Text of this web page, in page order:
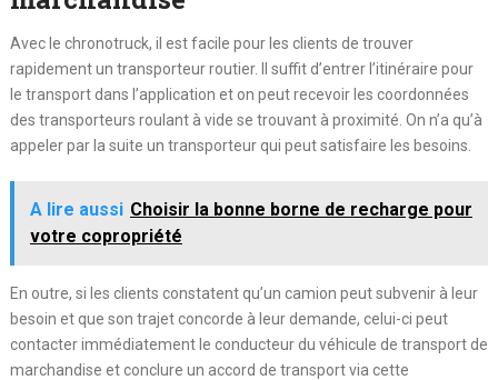
Avec le chronotruck, il est facile pour les clients de trouver
rapidement un transporteur routier. Il suffit d’entrer l’itinéraire pour
le transport dans l’application et on peut recevoir les coordonnées
des transporteurs roulant à vide se trouvant à proximité. On n’a qu’à
appeler par la suite un transporteur qui peut satisfaire les besoins.
A lire aussi Choisir la bonne borne de recharge pour
votre copropriété
En outre, si les clients constatent qu’un camion peut subvenir à leur
besoin et que son trajet concorde à leur demande, celui-ci peut
contacter immédiatement le conducteur du véhicule de transport de
marchandise et conclure un accord de transport via cette